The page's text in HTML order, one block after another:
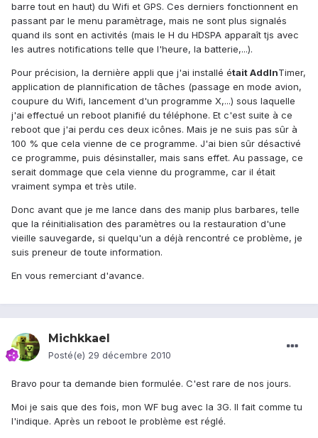
barre tout en haut) du Wifi et GPS. Ces derniers fonctionnent en
passant par le menu paramètrage, mais ne sont plus signalés
quand ils sont en activités (mais le H du HDSPA apparaît tjs avec
les autres notifications telle que l'heure, la batterie,...).
Pour précision, la dernière appli que j'ai installé était AddInTimer,
application de plannification de tâches (passage en mode avion,
coupure du Wifi, lancement d'un programme X,...) sous laquelle
j'ai effectué un reboot planifié du téléphone. Et c'est suite à ce
reboot que j'ai perdu ces deux icônes. Mais je ne suis pas sûr à
100 % que cela vienne de ce programme. J'ai bien sûr désactivé
ce programme, puis désinstaller, mais sans effet. Au passage, ce
serait dommage que cela vienne du programme, car il était
vraiment sympa et très utile.
Donc avant que je me lance dans des manip plus barbares, telle
que la réinitialisation des paramètres ou la restauration d'une
vieille sauvegarde, si quelqu'un a déjà rencontré ce problème, je
suis preneur de toute information.
En vous remerciant d'avance.
Michkkael
Posté(e) 29 décembre 2010
Bravo pour ta demande bien formulée. C'est rare de nos jours.
Moi je sais que des fois, mon WF bug avec la 3G. Il fait comme tu
l'indique. Après un reboot le problème est réglé.